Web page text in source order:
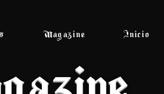
Magazine Inicio